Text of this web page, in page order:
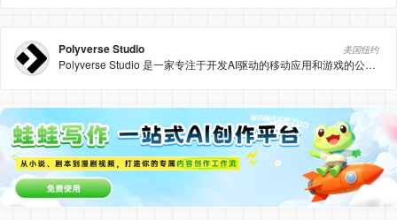
Polyverse Studio 美国纽约
Polyverse Studio 是一家专注于开发AI驱动的移动应用和游戏的公司，提供包括AI Mirror和Spellai在内的创新工具，帮助用户通过AI技术提升创造力和互动体验。